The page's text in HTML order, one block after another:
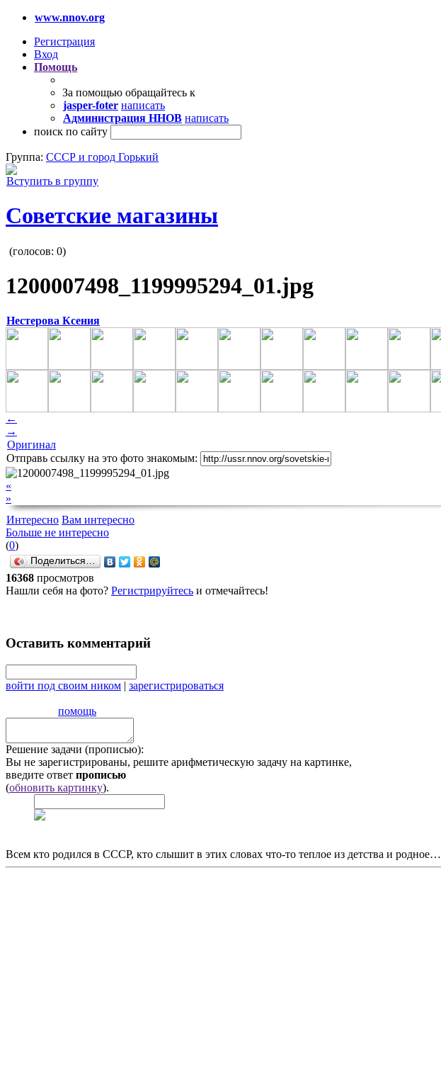
www.nnov.org
Регистрация
Вход
Помощь
За помощью обращайтесь к
jasper-foter написать
Администрация ННОВ написать
поиск по сайту
Группа: СССР и город Горький
Вступить в группу
Советские магазины
(голосов: 0)
1200007498_1199995294_01.jpg
Нестерова Ксения
←
→
Оригинал
Отправь ссылку на это фото знакомым:
«
»
Интересно Вам интересно
Больше не интересно
(0)
Поделиться…
16368 просмотров
Нашли себя на фото? Регистрируйтесь и отмечайтесь!
Оставить комментарий
войти под своим ником | зарегистрироваться
помощь
Решение задачи (прописью):
Вы не зарегистрированы, решите арифметическую задачу на картинке,
введите ответ прописью
(обновить картинку).
Всем кто родился в СССР, кто слышит в этих словах что-то теплое из детства и родное…